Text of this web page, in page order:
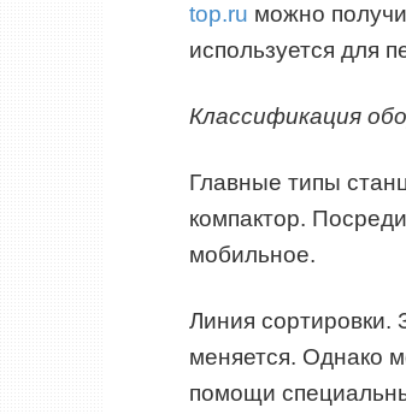
top.ru можно
используется для
Классификация
Главные типы
компактор.
мобильное.
Линия сортировки.
меняется. Однако
помощи